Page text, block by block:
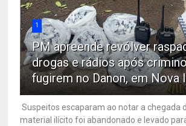
1
PM apreende revólver
drogas e rádios após
fugirem no Danon, em Nova
Suspeitos escaparam ao notar a chegada
material ilícito foi abandonado e levado